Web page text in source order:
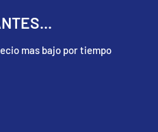
mas bajo por tiempo